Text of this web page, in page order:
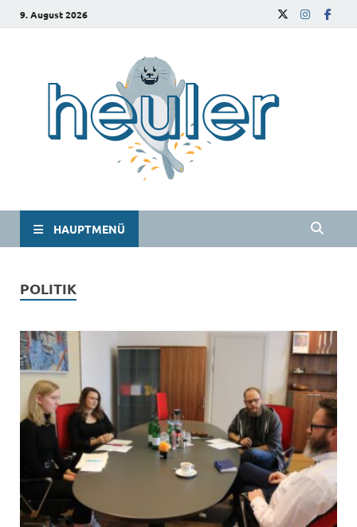
9. August 2026
HAUPTMENÜ
POLITIK